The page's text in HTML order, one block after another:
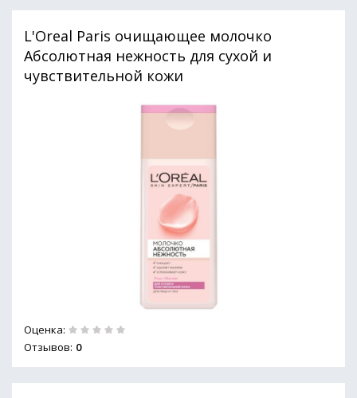
L'Oreal Paris очищающее молочко
Абсолютная нежность для сухой и
чувствительной кожи
Оценка:
Отзывов: 0